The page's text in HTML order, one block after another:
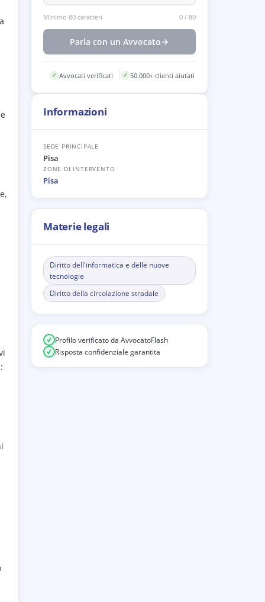
Minimo 80 caratteri 0 / 80
Parla con un Avvocato
✓ Avvocati verificati ✓ 50.000+ clienti aiutati
Informazioni
SEDE PRINCIPALE
Pisa
ZONE DI INTERVENTO
Pisa
Materie legali
Diritto dell'informatica e delle nuove
tecnologie
Diritto della circolazione stradale
Profilo verificato da AvvocatoFlash
Risposta confidenziale garantita